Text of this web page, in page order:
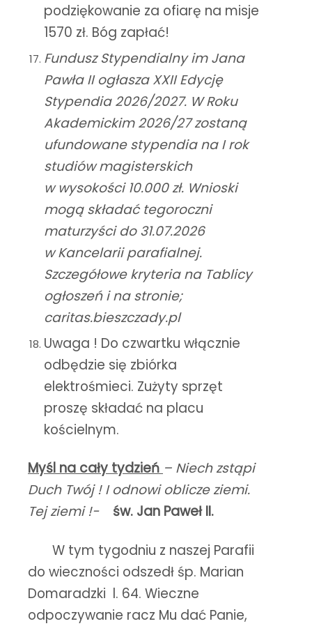
podziękowanie za ofiarę na misje
1570 zł. Bóg zapłać!
Fundusz Stypendialny im Jana
Pawła II ogłasza XXII Edycję
Stypendia 2026/2027. W Roku
Akademickim 2026/27 zostaną
ufundowane stypendia na I rok
studiów magisterskich
w wysokości 10.000 zł. Wnioski
mogą składać tegoroczni
maturzyści do 31.07.2026
w Kancelarii parafialnej.
Szczegółowe kryteria na Tablicy
ogłoszeń i na stronie;
caritas.bieszczady.pl
Uwaga ! Do czwartku włącznie
odbędzie się zbiórka
elektrośmieci. Zużyty sprzęt
proszę składać na placu
kościelnym.
Myśl na cały tydzień – Niech zstąpi
Duch Twój ! I odnowi oblicze ziemi.
Tej ziemi !-św. Jan Paweł II.
W tym tygodniu z naszej Parafii
do wieczności odszedł śp. Marian
Domaradzki l. 64. Wieczne
odpoczywanie racz Mu dać Panie,